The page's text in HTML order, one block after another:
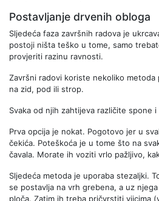
Postavljanje drvenih obloga
Sljedeća faza završnih radova je
postoji ništa teško u tome, samo
provjeriti razinu ravnosti.
Završni radovi koriste nekoliko metoda
na zid, pod ili strop.
Svaka od njih zahtijeva različite spone i
Prva opcija je nokat. Pogotovo jer u
čekića. Poteškoća je u tome što na
čavala. Morate ih voziti vrlo pažljivo,
Sljedeća metoda je uporaba stezaljki.
se postavlja na vrh grebena, a uz
ploča. Zatim ih treba pričvrstiti vijcima